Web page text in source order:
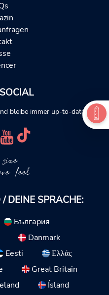
bleibe immer up-to-date.
feel
DEINE SPRACHE:
България
Danmark
Eesti
Ελλάς
Great Britain
Ísland